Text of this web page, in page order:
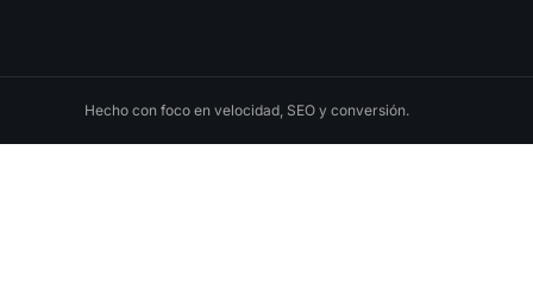
Hecho con foco en velocidad, SEO y conversión.